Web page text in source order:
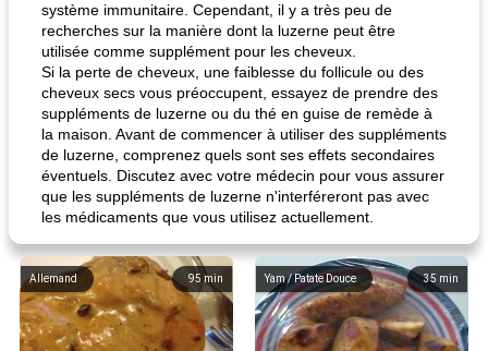
système immunitaire. Cependant, il y a très peu de
recherches sur la manière dont la luzerne peut être
utilisée comme supplément pour les cheveux.
Si la perte de cheveux, une faiblesse du follicule ou des
cheveux secs vous préoccupent, essayez de prendre des
suppléments de luzerne ou du thé en guise de remède à
la maison. Avant de commencer à utiliser des suppléments
de luzerne, comprenez quels sont ses effets secondaires
éventuels. Discutez avec votre médecin pour vous assurer
que les suppléments de luzerne n'interféreront pas avec
les médicaments que vous utilisez actuellement.
95 min
Allemand 35 min
Yam / Patate Douce